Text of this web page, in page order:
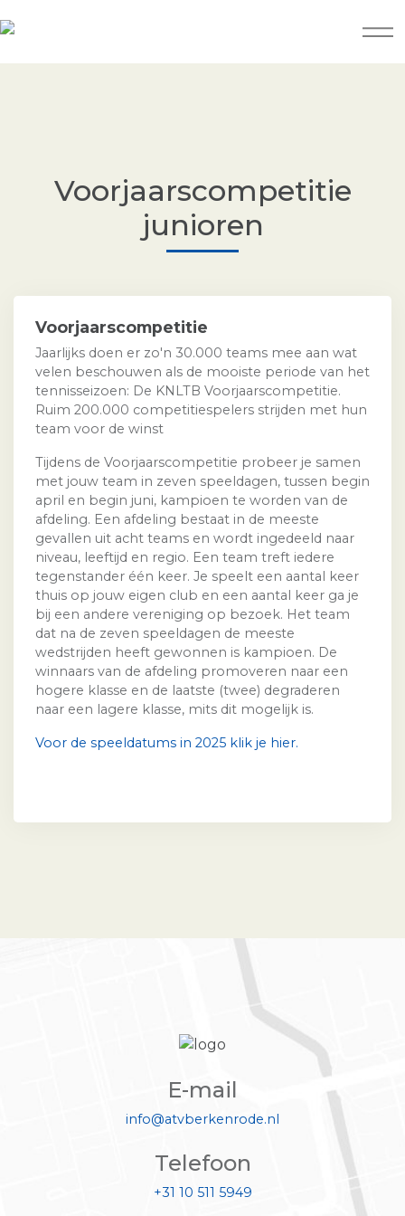
Voorjaarscompetitie
junioren
Voorjaarscompetitie
Jaarlijks doen er zo'n 30.000 teams mee aan wat
velen beschouwen als de mooiste periode van het
tennisseizoen: De KNLTB Voorjaarscompetitie.
Ruim 200.000 competitiespelers strijden met hun
team voor de winst
Tijdens de Voorjaarscompetitie probeer je samen
met jouw team in zeven speeldagen, tussen begin
april en begin juni, kampioen te worden van de
afdeling. Een afdeling bestaat in de meeste
gevallen uit acht teams en wordt ingedeeld naar
niveau, leeftijd en regio. Een team treft iedere
tegenstander één keer. Je speelt een aantal keer
thuis op jouw eigen club en een aantal keer ga je
bij een andere vereniging op bezoek. Het team
dat na de zeven speeldagen de meeste
wedstrijden heeft gewonnen is kampioen. De
winnaars van de afdeling promoveren naar een
hogere klasse en de laatste (twee) degraderen
naar een lagere klasse, mits dit mogelijk is.
Voor de speeldatums in 2025 klik je hier.
E-mail
info@atvberkenrode.nl
Telefoon
+31 10 511 5949